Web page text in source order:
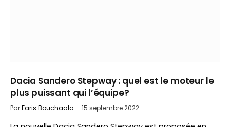
Dacia Sandero Stepway : quel est le moteur le
plus puissant qui l’équipe?
ParFaris Bouchaala 15 septembre 2022